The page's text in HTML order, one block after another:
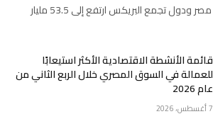
حجم التبادل التجاري بين مصر ودول تجمع البريكس ارتفع إلى 53.5 مليار
قائمة الأنشطة الاقتصادية الأكثر استيعابًا
للعمالة في السوق المصري خلال الربع الثاني من
عام 2026
7 أغسطس، 2026